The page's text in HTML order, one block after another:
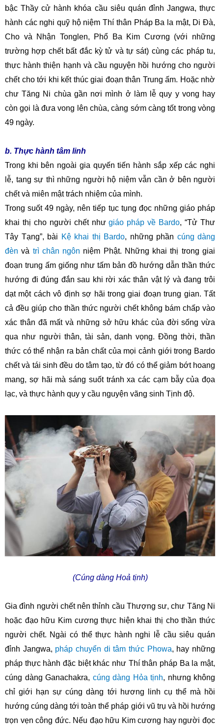
bậc Thầy cử hành khóa cầu siêu quán đỉnh Jangwa, thực
hành các nghi quỹ hộ niệm Thí thân Pháp Ba la mật, Di Đà,
Cho và Nhận Tonglen, Phổ Ba Kim Cương (với những
trường hợp chết bất đắc kỳ tử và tự sát) cùng các pháp tu,
thực hành thiện hạnh và cầu nguyện hồi hướng cho người
chết cho tới khi kết thúc giai đoạn thân Trung ấm. Hoặc nhờ
chư Tăng Ni chùa gần nơi mình ở làm lễ quy y vong hay
còn gọi là đưa vong lên chùa, càng sớm càng tốt trong vòng
49 ngày.
b. Thực hành tâm linh
Trong khi bên ngoài gia quyến tiến hành sắp xếp các nghi
lễ, tang sự thì những người hộ niệm vẫn cần ở bên người
chết và miên mật trách nhiệm của mình.
Trong suốt 49 ngày, nên tiếp tục tụng đọc những giáo pháp
khai thị cho người chết nhưgiáo pháp về Bardo, “Tử Thư
Tây Tạng”, bài Kệ khai thị Bardo, những phần cúng dàng
đèn và trì chân ngôn niệm Phật. Những khai thị trong giai
đoạn trung ấm giống như tấm bản đồ hướng dẫn thần thức
hướng đi đúng đắn sau khi rời xác thân vật lý và đang trôi
dạt một cách vô định sợ hãi trong giai đoạn trung gian. Tất
cả đều giúp cho thần thức người chết không bám chấp vào
xác thân đã mất và những sở hữu khác của đời sống vừa
qua như người thân, tài sản, danh vọng. Đồng thời, thần
thức có thể nhận ra bản chất của mọi cảnh giới trong Bardo
chết và tái sinh đều do tâm tạo, từ đó có thể giảm bớt hoang
mang, sợ hãi mà sáng suốt tránh xa các cạm bẫy của đọa
lạc, và thực hành quy y cầu nguyện vãng sinh Tịnh độ.
(Cúng dàng Hoả tịnh)
Gia đình người chết nên thỉnh cầu Thượng sư, chư Tăng Ni
hoặc đạo hữu Kim cương thực hiện khai thị cho thần thức
người chết. Ngài có thể thực hành nghi lễ cầu siêu quán
đỉnh Jangwa, pháp chuyển di tâm thức Phowa, hay những
pháp thực hành đặc biệt khác như Thí thân pháp Ba la mật,
cúng dàng Ganachakra, cúng dàng Hỏa tịnh, nhưng không
chỉ giới hạn sự cúng dàng tới hương linh cụ thể mà hồi
hướng cúng dàng tới toàn thể pháp giới vũ trụ và hồi hướng
trọn vẹn công đức. Nếu đạo hữu Kim cương hay người đọc